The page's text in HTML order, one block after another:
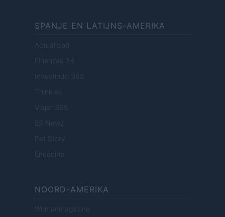
SPANJE EN LATIJNS-AMERIKA
Actualidad
Finanzas 24
Investindo 365
Think.es
Viajar 365
ES Newz
Pet Story
Encocina
NOORD-AMERIKA
Womanmagazine